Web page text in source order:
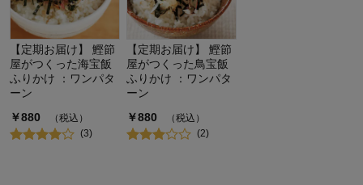
【定期お届け】 鰹節
屋がつくった海宝飯
ふりかけ ：ワンパタ
ーン
￥880
（税込）
(3)
【定期お届け】 鰹節
屋がつくった鳥宝飯
ふりかけ ：ワンパタ
ーン
￥880
（税込）
(2)